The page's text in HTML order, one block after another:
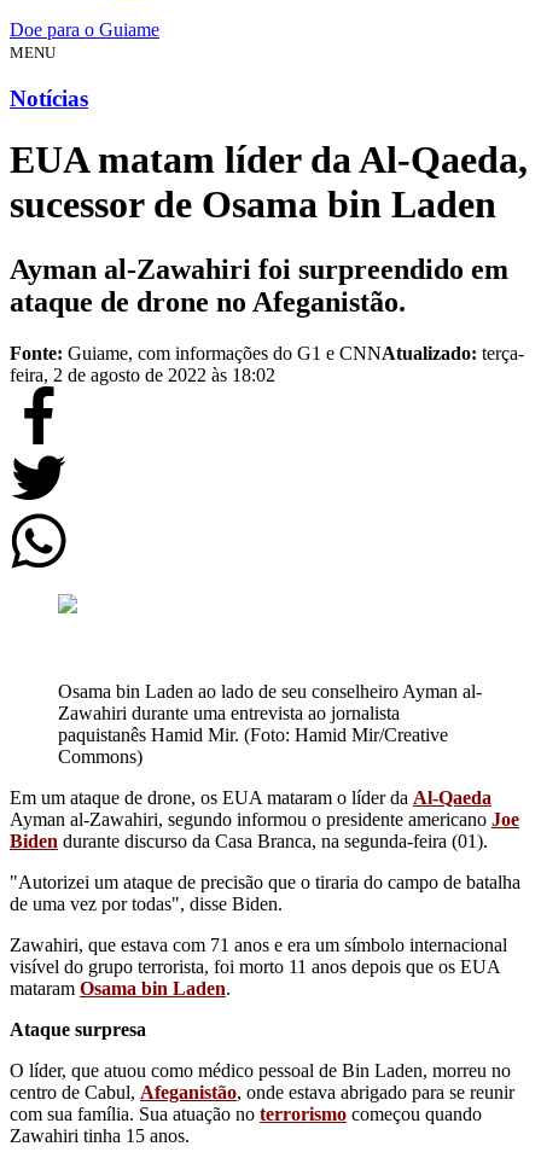
Doe para o Guiame
MENU
Notícias
EUA matam líder da Al-Qaeda,
sucessor de Osama bin Laden
Ayman al-Zawahiri foi surpreendido em
ataque de drone no Afeganistão.
Fonte: Guiame, com informações do G1 e CNNAtualizado: terça-
feira, 2 de agosto de 2022 às 18:02
Osama bin Laden ao lado de seu conselheiro Ayman al-
Zawahiri durante uma entrevista ao jornalista
paquistanês Hamid Mir. (Foto: Hamid Mir/Creative
Commons)
Em um ataque de drone, os EUA mataram o líder da Al-Qaeda
Ayman al-Zawahiri, segundo informou o presidente americano Joe
Biden durante discurso da Casa Branca, na segunda-feira (01).
"Autorizei um ataque de precisão que o tiraria do campo de batalha
de uma vez por todas", disse Biden.
Zawahiri, que estava com 71 anos e era um símbolo internacional
visível do grupo terrorista, foi morto 11 anos depois que os EUA
mataram Osama bin Laden.
Ataque surpresa
O líder, que atuou como médico pessoal de Bin Laden, morreu no
centro de Cabul, Afeganistão, onde estava abrigado para se reunir
com sua família. Sua atuação no terrorismo começou quando
Zawahiri tinha 15 anos.